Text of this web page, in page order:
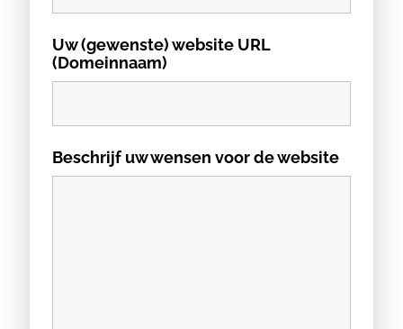
Uw (gewenste) website URL
(Domeinnaam)
Beschrijf uw wensen voor de website